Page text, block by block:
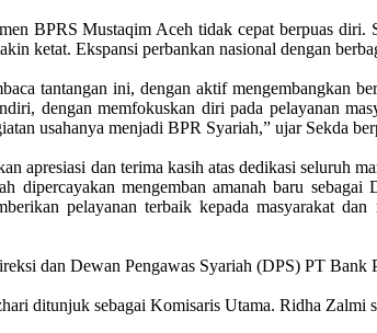
BPRS Mustaqim Aceh tidak cepat berpuas
ketat. Ekspansi perbankan nasional dengan
tantangan ini, dengan aktif mengembangkan
dengan memfokuskan diri pada pelayanan
usahanya menjadi BPR Syariah,” ujar Sekda
apresiasi dan terima kasih atas dedikasi seluruh
dipercayakan mengemban amanah baru
pelayanan terbaik kepada masyarakat
dan Dewan Pengawas Syariah (DPS) PT
ditunjuk sebagai Komisaris Utama. Ridha